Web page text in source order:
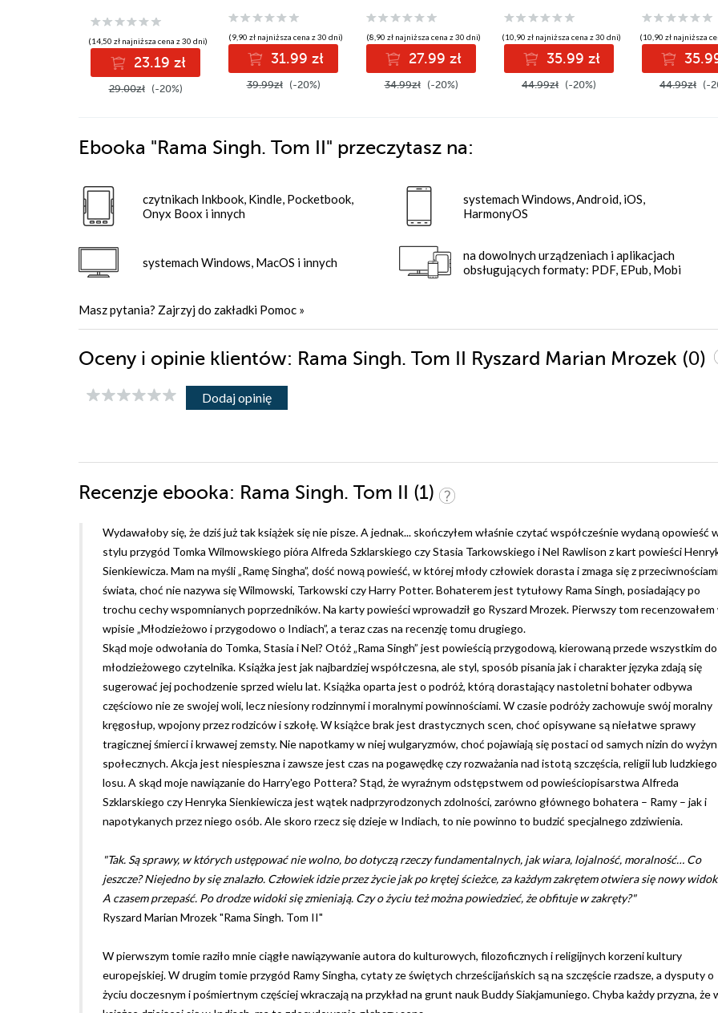
(14,50 zł najniższa cena z 30 dni)
23.19 zł
29.00zł (-20%)
(9,90 zł najniższa cena z 30 dni)
31.99 zł
39.99zł (-20%)
(8,90 zł najniższa cena z 30 dni)
27.99 zł
34.99zł (-20%)
(10,90 zł najniższa cena z 30 dni)
35.99 zł
44.99zł (-20%)
(10,90 zł najniższa
44.99zł (-
Ebooka "Rama Singh. Tom II" przeczytasz na:
czytnikach Inkbook, Kindle, Pocketbook,
Onyx Boox i innych
systemach Windows, MacOS i innych
systemach Windows, Android, iOS,
HarmonyOS
na dowolnych urządzeniach i aplikacjach
obsługujących formaty: PDF, EPub, Mobi
Masz pytania? Zajrzyj do zakładki Pomoc »
Oceny i opinie klientów: Rama Singh. Tom II Ryszard Marian Mrozek (0)
Dodaj opinię
Recenzje ebooka: Rama Singh. Tom II (1)
Wydawałoby się, że dziś już tak książek się nie pisze. A jednak... skończyłem właśnie czytać współcześnie wydaną opowieść
stylu przygód Tomka Wilmowskiego pióra Alfreda Szklarskiego czy Stasia Tarkowskiego i Nel Rawlison z kart powieści
Sienkiewicza. Mam na myśli „Ramę Singha”, dość nową powieść, w której młody człowiek dorasta i zmaga się z
świata, choć nie nazywa się Wilmowski, Tarkowski czy Harry Potter. Bohaterem jest tytułowy Rama Singh, posiadający po
trochu cechy wspomnianych poprzedników. Na karty powieści wprowadził go Ryszard Mrozek. Pierwszy tom recenzowałem
wpisie „Młodzieżowo i przygodowo o Indiach”, a teraz czas na recenzję tomu drugiego.
Skąd moje odwołania do Tomka, Stasia i Nel? Otóż „Rama Singh” jest powieścią przygodową, kierowaną przede wszystkim do
młodzieżowego czytelnika. Książka jest jak najbardziej współczesna, ale styl, sposób pisania jak i charakter języka zdają się
sugerować jej pochodzenie sprzed wielu lat. Książka oparta jest o podróż, którą dorastający nastoletni bohater odbywa
częściowo nie ze swojej woli, lecz niesiony rodzinnymi i moralnymi powinnościami. W czasie podróży zachowuje swój moralny
kręgosłup, wpojony przez rodziców i szkołę. W książce brak jest drastycznych scen, choć opisywane są niełatwe sprawy
tragicznej śmierci i krwawej zemsty. Nie napotkamy w niej wulgaryzmów, choć pojawiają się postaci od samych nizin do wyżyn
społecznych. Akcja jest niespieszna i zawsze jest czas na pogawędkę czy rozważania nad istotą szczęścia, religii lub ludzkiego
losu. A skąd moje nawiązanie do Harry'ego Pottera? Stąd, że wyraźnym odstępstwem od powieściopisarstwa Alfreda
Szklarskiego czy Henryka Sienkiewicza jest wątek nadprzyrodzonych zdolności, zarówno głównego bohatera – Ramy – jak i
napotykanych przez niego osób. Ale skoro rzecz się dzieje w Indiach, to nie powinno to budzić specjalnego zdziwienia.
"Tak. Są sprawy, w których ustępować nie wolno, bo dotyczą rzeczy fundamentalnych, jak wiara, lojalność, moralność… Co
jeszcze? Niejedno by się znalazło. Człowiek idzie przez życie jak po krętej ścieżce, za każdym zakrętem otwiera się nowy
A czasem przepaść. Po drodze widoki się zmieniają. Czy o życiu też można powiedzieć, że obfituje w zakręty?"
Ryszard Marian Mrozek "Rama Singh. Tom II"
W pierwszym tomie raziło mnie ciągłe nawiązywanie autora do kulturowych, filozoficznych i religijnych korzeni kultury
europejskiej. W drugim tomie przygód Ramy Singha, cytaty ze świętych chrześcijańskich są na szczęście rzadsze, a dysputy o
życiu doczesnym i pośmiertnym częściej wkraczają na przykład na grunt nauk Buddy Siakjamuniego. Chyba każdy przyzna, że